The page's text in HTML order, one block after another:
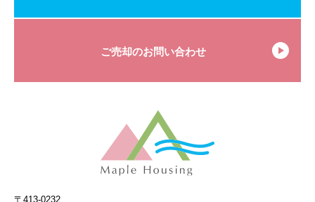
ご売却のお問い合わせ
〒413-0232